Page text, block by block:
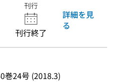
刊行
刊行終了
詳細を見
る
巻24号 (2018.3)